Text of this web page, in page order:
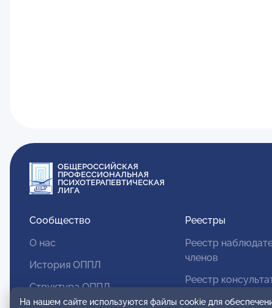
ОБЩЕРОССИЙСКАЯ
ПРОФЕССИОНАЛЬНАЯ
ПСИХОТЕРАПЕВТИЧЕСКАЯ
ЛИГА
Сообщество
О нас
История ОППЛ
Структура ОППЛ
Реестры
Реестр
членов
Реестр
На нашем сайте используются файлы cookie для